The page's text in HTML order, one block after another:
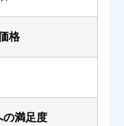
格
の満足度